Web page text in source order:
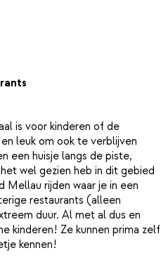
is voor kinderen of de
leuk om ook te verblijven
een huisje langs de piste,
wel gezien heb in dit gebied
Mellau rijden waar je in een
restaurants (alleen
duur. Al met al dus en
kinderen! Ze kunnen prima zelf